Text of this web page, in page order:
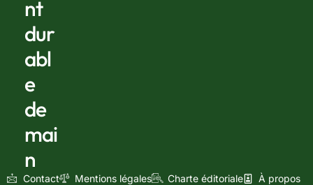
nt
dur
abl
e
de
mai
n
Contact Mentions légales Charte éditoriale
À propos